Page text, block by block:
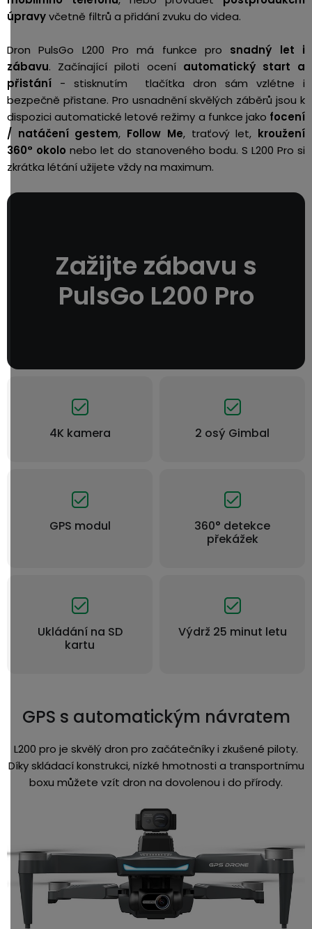
úpravyvčetně filtrů a přidání zvuku do videa.
Dron PulsGo L200 Pro má funkce pro snadný let i
zábavu. Začínající piloti ocení automatický start a
přistání - stisknutím tlačítka dron sám vzlétne i
bezpečně přistane. Pro usnadnění skvělých záběrů jsou k
dispozici automatické letové režimy a funkce jako focení
/ natáčení gestem, Follow Me, traťový let, kroužení
360° okolo nebo let do stanoveného bodu. S L200 Pro si
zkrátka létání užijete vždy na maximum.
Zažijte zábavu s
PulsGo L200 Pro
4K kamera 2 osý Gimbal
GPS modul
360° detekce
překážek
Ukládání na SD
kartu
Výdrž 25 minut letu
GPS s automatickým návratem
L200 pro je skvělý dron pro začátečníky i zkušené piloty.
Díky skládací konstrukci, nízké hmotnosti a transportnímu
boxu můžete vzít dron na dovolenou i do přírody.